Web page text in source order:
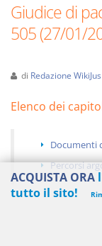
Giudice di
505 (27/01/
di Redazione
Elenco dei
Documenti
Percorsi
ACQUISTA ORA
tutto il sito!